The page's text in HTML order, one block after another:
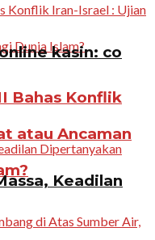
Bahas Konflik
atau Ancaman
kasin: co
Keadilan